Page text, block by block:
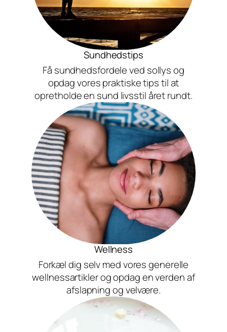
Sundhedstips
Få sundhedsfordele ved sollys og
opdag vores praktiske tips til at
opretholde en sund livsstil året rundt.
Wellness
Forkæl dig selv med vores generelle
wellnessartikler og opdag en verden af
afslapning og velvære.